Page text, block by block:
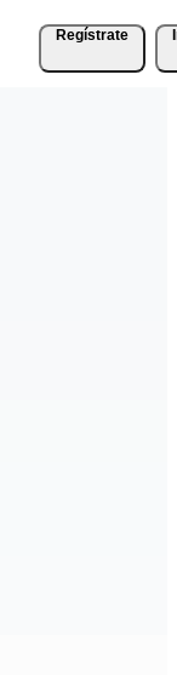
Regístrate